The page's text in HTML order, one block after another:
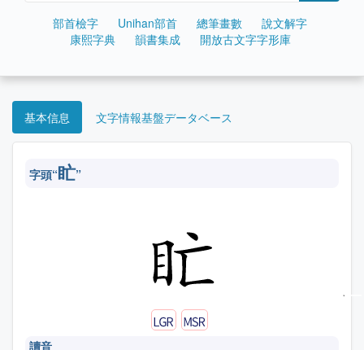
部首檢字 Unihan部首 總筆畫數
說文解字
康熙字典
韻書集成 開放古文字字形庫
基本信息 文字情報基盤データベース
字頭“盳”
讀音